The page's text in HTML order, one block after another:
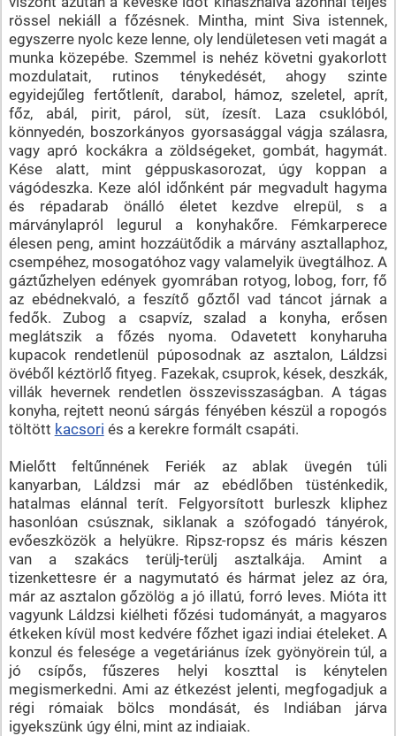
rössel nekiáll a főzésnek. Mintha, mint Siva istennek,
egyszerre nyolc keze lenne, oly lendületesen veti magát a
munka közepébe. Szemmel is nehéz követni gyakorlott
mozdulatait, rutinos ténykedését, ahogy szinte
egyidejűleg fertőtlenít, darabol, hámoz, szeletel, aprít,
főz, abál, pirit, párol, süt, ízesít. Laza csuklóból,
könnyedén, boszorkányos gyorsasággal vágja szálasra,
vagy apró kockákra a zöldségeket, gombát, hagymát.
Kése alatt, mint géppuskasorozat, úgy koppan a
vágódeszka. Keze alól időnként pár megvadult hagyma
és répadarab önálló életet kezdve elrepül, s a
márványlapról legurul a konyhakőre. Fémkarperece
élesen peng, amint hozzáütődik a márvány asztallaphoz,
csempéhez, mosogatóhoz vagy valamelyik üvegtálhoz. A
gáztűzhelyen edények gyomrában rotyog, lobog, forr, fő
az ebédnekvaló, a feszítő gőztől vad táncot járnak a
fedők. Zubog a csapvíz, szalad a konyha, erősen
meglátszik a főzés nyoma. Odavetett konyharuha
kupacok rendetlenül púposodnak az asztalon, Láldzsi
övéből kéztörlő fityeg. Fazekak, csuprok, kések, deszkák,
villák hevernek rendetlen összevisszaságban. A tágas
konyha, rejtett neonú sárgás fényében készül a ropogós
töltött kacsori és a kerekre formált csapáti.
Mielőtt feltűnnének Feriék az ablak üvegén túli
kanyarban, Láldzsi már az ebédlőben tüsténkedik,
hatalmas elánnal terít. Felgyorsított burleszk kliphez
hasonlóan csúsznak, siklanak a szófogadó tányérok,
evőeszközök a helyükre. Ripsz-ropsz és máris készen
van a szakács terülj-terülj asztalkája. Amint a
tizenkettesre ér a nagymutató és hármat jelez az óra,
már az asztalon gőzölög a jó illatú, forró leves. Mióta itt
vagyunk Láldzsi kiélheti főzési tudományát, a magyaros
étkeken kívül most kedvére főzhet igazi indiai ételeket. A
konzul és felesége a vegetáriánus ízek gyönyörein túl, a
jó csípős, fűszeres helyi koszttal is kénytelen
megismerkedni. Ami az étkezést jelenti, megfogadjuk a
régi rómaiak bölcs mondását, és Indiában járva
igyekszünk úgy élni, mint az indiaiak.